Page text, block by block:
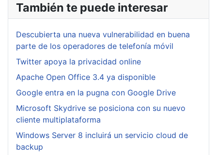
También te puede interesar
Descubierta una nueva vulnerabilidad en buena
parte de los operadores de telefonía móvil
Twitter apoya la privacidad online
Apache Open Office 3.4 ya disponible
Google entra en la pugna con Google Drive
Microsoft Skydrive se posiciona con su nuevo
cliente multiplataforma
Windows Server 8 incluirá un servicio cloud de
backup